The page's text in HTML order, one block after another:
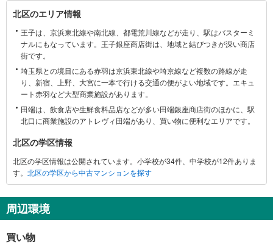
北
区
に
関
す
る
北区のエリア情報
王子は、京浜東北線や南北線、都電荒川線などが走り、駅はバスターミ
ナルにもなっています。王子銀座商店街は、地域と結びつきが深い商店
街です。
埼玉県との境目にある赤羽は京浜東北線や埼京線など複数の路線が走
り、新宿、上野、大宮に一本で行ける交通の便がよい地域です。エキュ
ート赤羽など大型商業施設があります。
田端は、飲食店や生鮮食料品店などが多い田端銀座商店街のほかに、駅
北口に商業施設のアトレヴィ田端があり、買い物に便利なエリアです。
北区の学区情報
北区の学区情報は公開されています。小学校が34件、中学校が12件ありま
す。 北区の学区から中古マンションを探す
周辺環境
買い物